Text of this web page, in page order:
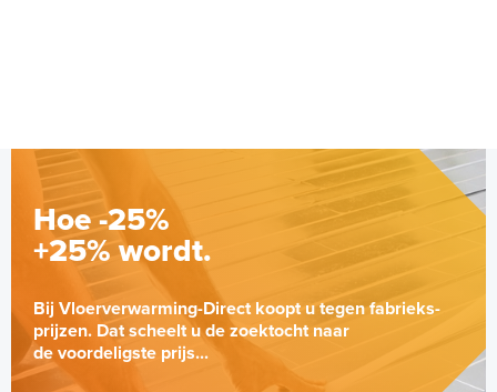
Hoe -25%
+25% wordt.
Bij Vloerverwarming-Direct koopt u tegen fabrieks-
prijzen. Dat scheelt u de zoektocht naar
de voordeligste prijs...